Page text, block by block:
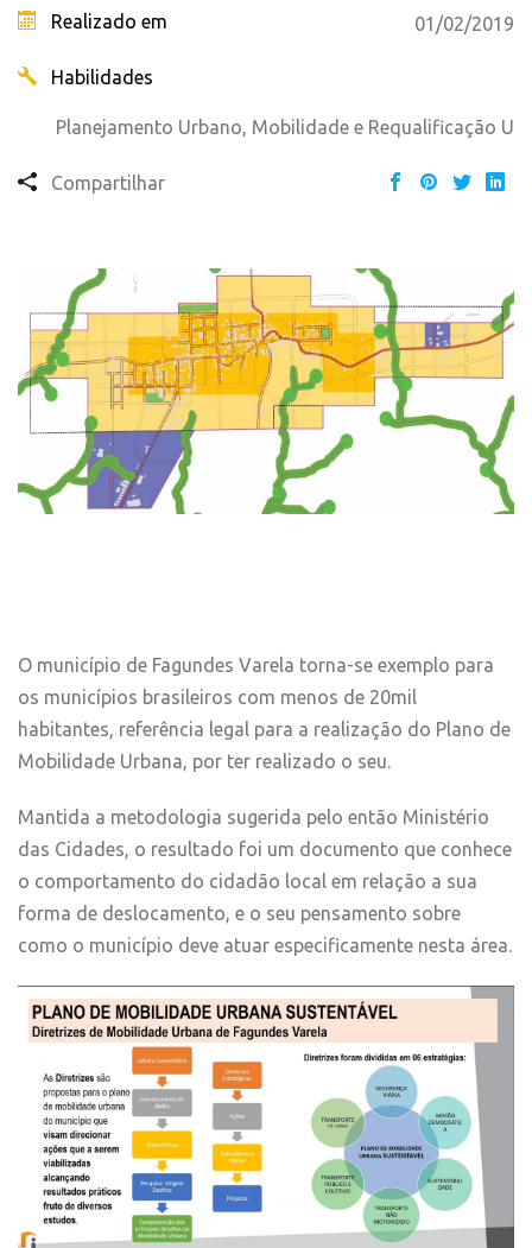
Realizado em 01/02/2019
Habilidades
Planejamento Urbano, Mobilidade e Requalificação U
Compartilhar
O município de Fagundes Varela torna-se exemplo para
os municípios brasileiros com menos de 20mil
habitantes, referência legal para a realização do Plano de
Mobilidade Urbana, por ter realizado o seu.
Mantida a metodologia sugerida pelo então Ministério
das Cidades, o resultado foi um documento que conhece
o comportamento do cidadão local em relação a sua
forma de deslocamento, e o seu pensamento sobre
como o município deve atuar especificamente nesta área.